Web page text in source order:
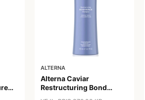
ALTERNA
Alterna Caviar
Restructuring Bond